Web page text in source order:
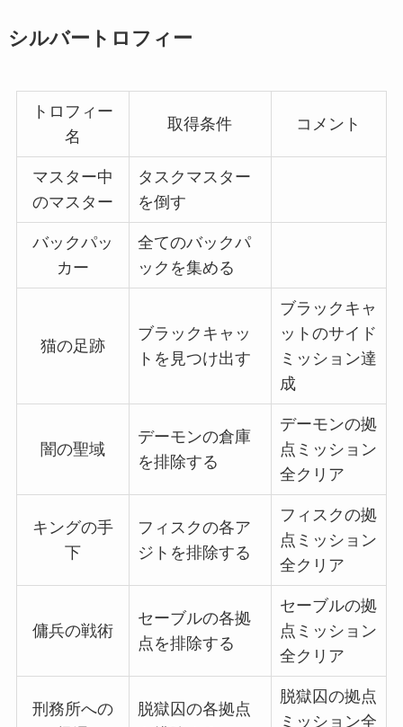
シルバートロフィー
トロフィー
名
取得条件 コメント
マスター中
のマスター
タスクマスター
を倒す
バックパッ
カー
全てのバックパ
ックを集める
猫の足跡
ブラックキャッ
トを見つけ出す
ブラックキャ
ットのサイド
ミッション達
成
闇の聖域
デーモンの倉庫
を排除する
デーモンの拠
点ミッション
全クリア
キングの手
下
フィスクの各ア
ジトを排除する
フィスクの拠
点ミッション
全クリア
傭兵の戦術
セーブルの各拠
点を排除する
セーブルの拠
点ミッション
全クリア
刑務所への
脱獄囚の各拠点
脱獄囚の拠点
ミッション全